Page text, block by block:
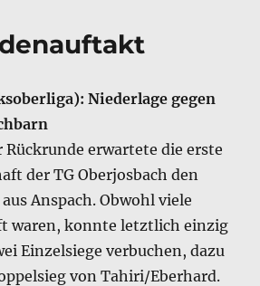
Niederlage gegen
erwartete die erste
der TG Oberjosbach den
Anspach. Obwohl viele
waren, konnte letztlich einzig
Einzelsiege verbuchen, dazu
von Tahiri/Eberhard.